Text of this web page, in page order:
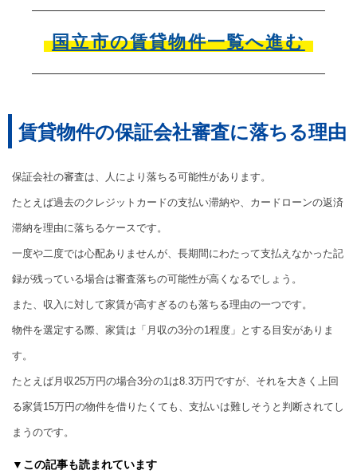
国立市の賃貸物件一覧へ進む
賃貸物件の保証会社審査に落ちる理由
保証会社の審査は、人により落ちる可能性があります。
たとえば過去のクレジットカードの支払い滞納や、カードローンの返済
滞納を理由に落ちるケースです。
一度や二度では心配ありませんが、長期間にわたって支払えなかった記
録が残っている場合は審査落ちの可能性が高くなるでしょう。
また、収入に対して家賃が高すぎるのも落ちる理由の一つです。
物件を選定する際、家賃は「月収の3分の1程度」とする目安がありま
す。
たとえば月収25万円の場合3分の1は8.3万円ですが、それを大きく上回
る家賃15万円の物件を借りたくても、支払いは難しそうと判断されてし
まうのです。
▼この記事も読まれています